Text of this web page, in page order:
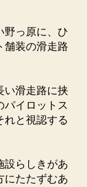
っ原に、ひ
舗装の滑走路
滑走路に挟
パイロットス
れと視認する
らしきがあ
にたたずむあ